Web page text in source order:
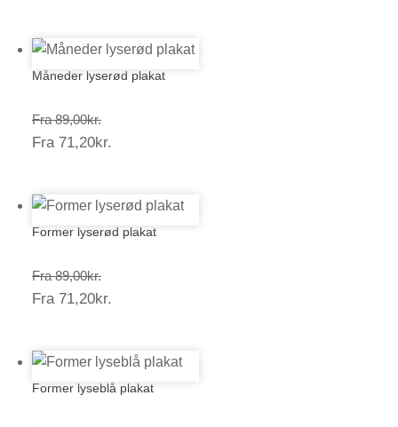
Måneder lyserød plakat
Fra 89,00kr.Prisinterval:
89,00kr.
Fra 71,20kr.
Former lyserød plakat
Fra 89,00kr.Prisinterval:
89,00kr.
Fra 71,20kr.
Former lyseblå plakat